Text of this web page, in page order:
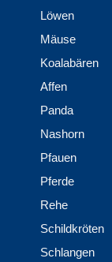
Löwen
Mäuse
Koalabären
Affen
Panda
Nashorn
Pfauen
Pferde
Rehe
Schildkröten
Schlangen